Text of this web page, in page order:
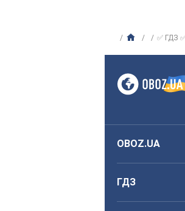
✅ ГДЗ
OBOZ.UA
ГДЗ